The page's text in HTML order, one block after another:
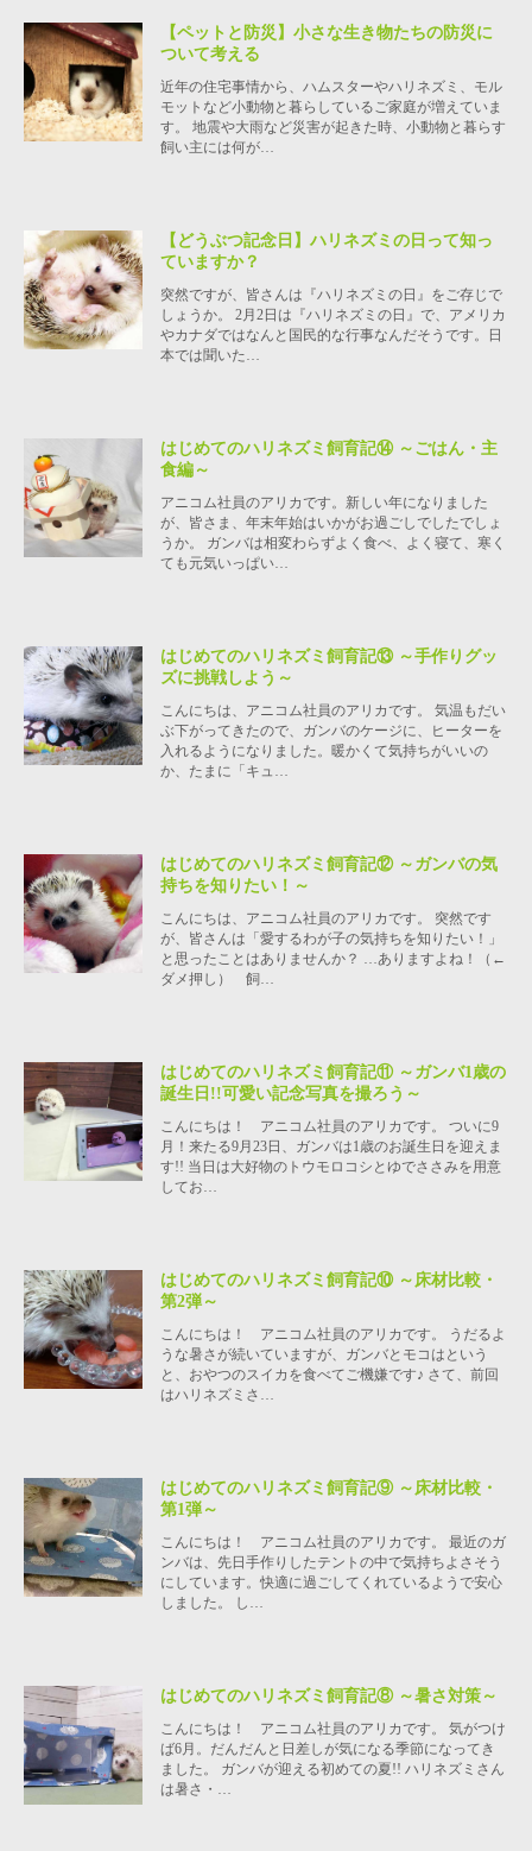
【ペットと防災】小さな生き物たちの防災に
ついて考える
近年の住宅事情から、ハムスターやハリネズミ、モル
モットなど小動物と暮らしているご家庭が増えていま
す。 地震や大雨など災害が起きた時、小動物と暮らす
飼い主には何が…
【どうぶつ記念日】ハリネズミの日って知っ
ていますか？
突然ですが、皆さんは『ハリネズミの日』をご存じで
しょうか。 2月2日は『ハリネズミの日』で、アメリカ
やカナダではなんと国民的な行事なんだそうです。日
本では聞いた…
はじめてのハリネズミ飼育記⑭ ～ごはん・主
食編～
アニコム社員のアリカです。新しい年になりました
が、皆さま、年末年始はいかがお過ごしでしたでしょ
うか。 ガンバは相変わらずよく食べ、よく寝て、寒く
ても元気いっぱい…
はじめてのハリネズミ飼育記⑬ ～手作りグッ
ズに挑戦しよう～
こんにちは、アニコム社員のアリカです。 気温もだい
ぶ下がってきたので、ガンバのケージに、ヒーターを
入れるようになりました。暖かくて気持ちがいいの
か、たまに「キュ…
はじめてのハリネズミ飼育記⑫ ～ガンバの気
持ちを知りたい！～
こんにちは、アニコム社員のアリカです。 突然です
が、皆さんは「愛するわが子の気持ちを知りたい！」
と思ったことはありませんか？ …ありますよね！（←
ダメ押し） 飼…
はじめてのハリネズミ飼育記⑪ ～ガンバ1歳の
誕生日!!可愛い記念写真を撮ろう～
こんにちは！ アニコム社員のアリカです。 ついに9
月！来たる9月23日、ガンバは1歳のお誕生日を迎えま
す!! 当日は大好物のトウモロコシとゆでささみを用意
してお…
はじめてのハリネズミ飼育記⑩ ～床材比較・
第2弾～
こんにちは！ アニコム社員のアリカです。 うだるよ
うな暑さが続いていますが、ガンバとモコはという
と、おやつのスイカを食べてご機嫌です♪ さて、前回
はハリネズミさ…
はじめてのハリネズミ飼育記⑨ ～床材比較・
第1弾～
こんにちは！ アニコム社員のアリカです。 最近のガ
ンバは、先日手作りしたテントの中で気持ちよさそう
にしています。快適に過ごしてくれているようで安心
しました。 し…
はじめてのハリネズミ飼育記⑧ ～暑さ対策～
こんにちは！ アニコム社員のアリカです。 気がつけ
ば6月。だんだんと日差しが気になる季節になってき
ました。 ガンバが迎える初めての夏!! ハリネズミさん
は暑さ・…